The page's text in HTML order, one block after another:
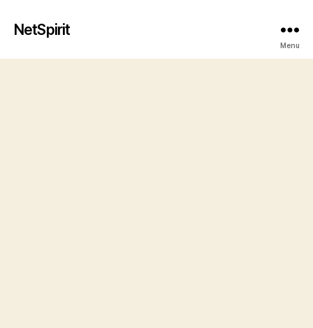
NetSpirit
Menu